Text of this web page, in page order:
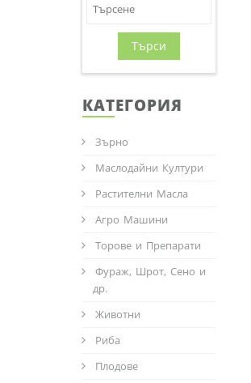
Търси
КАТЕГОРИЯ
Зърно
Маслодайни Култури
Растителни Масла
Агро Машини
Торове и Препарати
Фураж, Шрот, Сено и
др.
Животни
Риба
Плодове